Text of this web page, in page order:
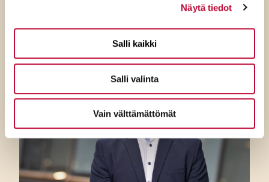
Näytä tiedot
Salli kaikki
Salli valinta
Vain välttämättömät